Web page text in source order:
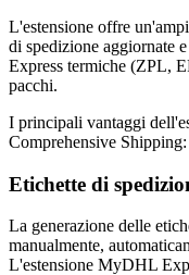
L'estensione offre
di spedizione aggiornate
Express termiche (ZPL,
pacchi.
I principali vantaggi
Comprehensive Shipping:
Etichette di
La generazione delle
manualmente,
L'estensione MyDHL